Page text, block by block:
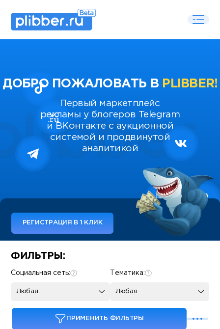
ДОБРО ПОЖАЛОВАТЬ В PLIBBER!
Первый маркетплейс
рекламы у блогеров Telegram
и ВКонтакте с аукционной
системой и продвинутой
аналитикой
РЕГИСТРАЦИЯ В 1 КЛИК
Some SEO Title
ФИЛЬТРЫ:
Тематика:
Любая
Социальная сеть:
Любая
ПРИМЕНИТЬ ФИЛЬТРЫ